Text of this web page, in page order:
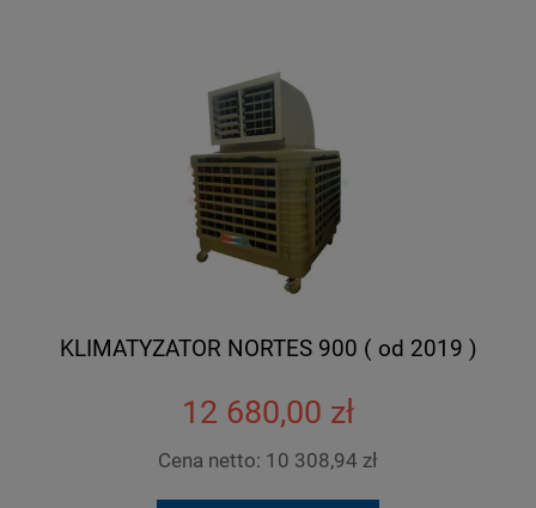
KLIMATYZATOR NORTES 900 ( od 2019 )
12 680,00 zł
Cena netto: 10 308,94 zł